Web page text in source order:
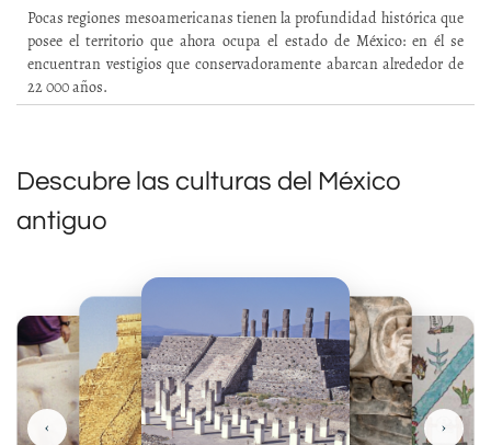
Pocas regiones mesoamericanas tienen la profundidad histórica que
posee el territorio que ahora ocupa el estado de México: en él se
encuentran vestigios que conservadoramente abarcan alrededor de
22 000 años.
Descubre las culturas del México
antiguo
‹ ›